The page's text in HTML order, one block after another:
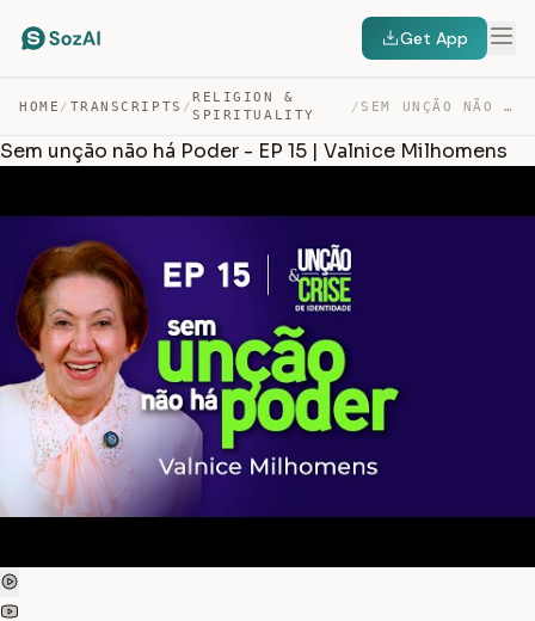
Get App
HOME / TRANSCRIPTS /
RELIGION &
SPIRITUALITY
/ SEM UNÇÃO NÃO HÁ PODER – EP 15 | VALNICE MILHOMENS — TRANSCRIPT
Sem unção não há Poder - EP 15 | Valnice Milhomens